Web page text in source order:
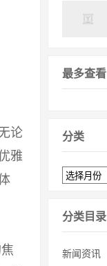
论
雅
最多查看
分类
分类目录
新闻资讯